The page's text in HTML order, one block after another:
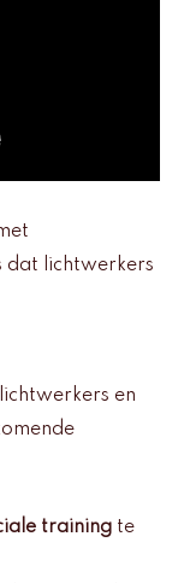
dat lichtwerkers
en
training te